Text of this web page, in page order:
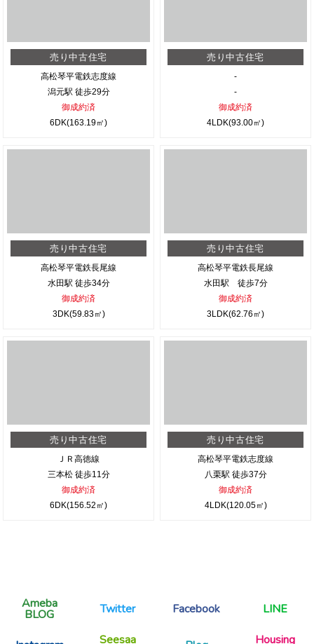
売り中古住宅
高松琴平電鉄志度線
潟元駅 徒歩29分
御成約済
6DK(163.19㎡)
売り中古住宅
-
-
御成約済
4LDK(93.00㎡)
売り中古住宅
高松琴平電鉄長尾線
水田駅 徒歩34分
御成約済
3DK(59.83㎡)
売り中古住宅
高松琴平電鉄長尾線
水田駅 徒歩7分
御成約済
3LDK(62.76㎡)
売り中古住宅
ＪＲ高徳線
三本松 徒歩11分
御成約済
6DK(156.52㎡)
売り中古住宅
高松琴平電鉄志度線
八栗駅 徒歩37分
御成約済
4LDK(120.05㎡)
Ameba
BLOG Twitter Facebook LINE
Seesaa Housing